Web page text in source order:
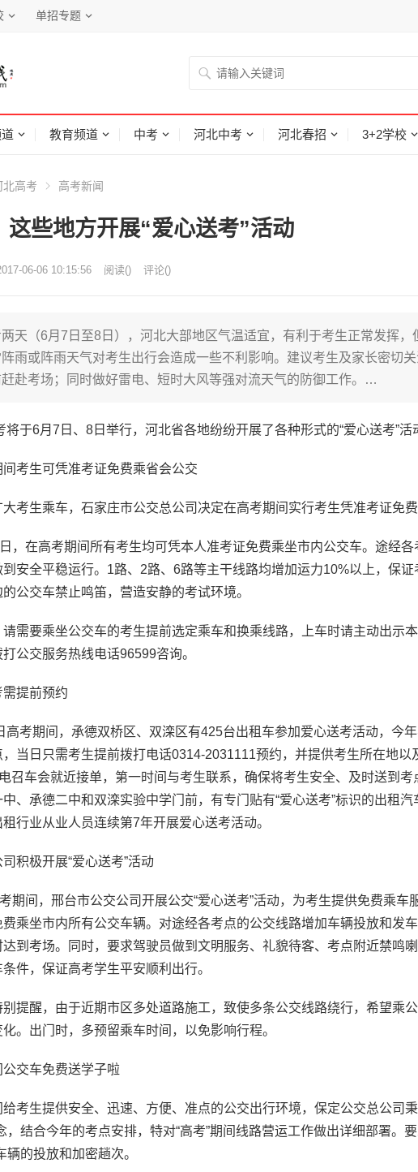
单招专题
教育频道 中考 河北中考 河北春招 3+2学校
北高考 高考新闻
这些地方开展“爱心送考”活动
06-06 10:15:56 阅读() 评论()
天（6月7日至8日），河北大部地区气温适宜，有利于考生正常发挥，
雨或阵雨天气对考生出行会造成一些不利影响。建议考生及家长密切
赴考场；同时做好雷电、短时大风等强对流天气的防御工作。…
于6月7日、8日举行，河北省各地纷纷开展了各种形式的“爱心送考”
考生可凭准考证免费乘省会公交
考生乘车，石家庄市公交总公司决定在高考期间实行考生凭准考证免费
，在高考期间所有考生均可凭本人准考证免费乘坐市内公交车。途经各
安全平稳运行。1路、2路、6路等主干线路均增加运力10%以上，保
公交车禁止鸣笛，营造安静的考试环境。
需要乘坐公交车的考生提前选定乘车和换乘线路，上车时请主动出示
公交服务热线电话96599咨询。
提前预约
考期间，承德双桥区、双滦区有425台出租车参加爱心送考活动，今
当日只需考生提前拨打电话0314-2031111预约，并提供考生所在地以
召车会就近接单，第一时间与考生联系，确保将考生安全、及时送到
、承德二中和双滦实验中学门前，有专门贴有“爱心送考”标识的出租
行业从业人员连续第7年开展爱心送考活动。
积极开展“爱心送考”活动
期间，邢台市公交公司开展公交“爱心送考”活动，为考生提供免费乘车
乘坐市内所有公交车辆。对途经各考点的公交线路增加车辆投放和发
达到考场。同时，要求驾驶员做到文明服务、礼貌待客、考点附近禁鸣
件，保证高考学生平安顺利出行。
提醒，由于近期市区多处道路施工，致使多条公交线路绕行，希望乘
。出门时，多预留乘车时间，以免影响行程。
交车免费送学子啦
考生提供安全、迅速、方便、准点的公交出行环境，保定公交总公司
，结合今年的考点安排，特对“高考”期间线路营运工作做出详细部署。
辆的投放和加密趟次。